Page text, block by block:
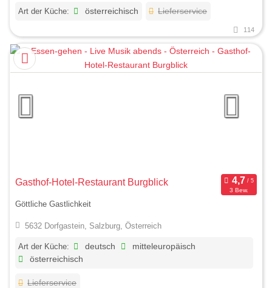
Art der Küche: österreichisch Lieferservice
114
Gasthof-Hotel-Restaurant Burgblick
3 Bew.
Göttliche Gastlichkeit
5632 Dorfgastein, Salzburg, Österreich
Art der Küche: deutsch
mitteleuropäisch
österreichisch
Lieferservice